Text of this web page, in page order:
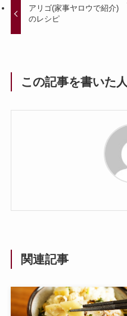
アリゴ(家事ヤロウで紹介)
のレシピ
この記事を書いた人
関連記事